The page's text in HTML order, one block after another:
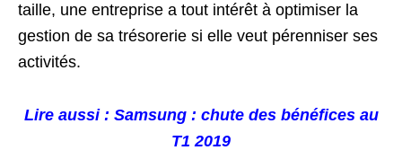
taille, une entreprise a tout intérêt à optimiser la
gestion de sa trésorerie si elle veut pérenniser ses
activités.
Lire aussi : Samsung : chute des bénéfices au
T1 2019